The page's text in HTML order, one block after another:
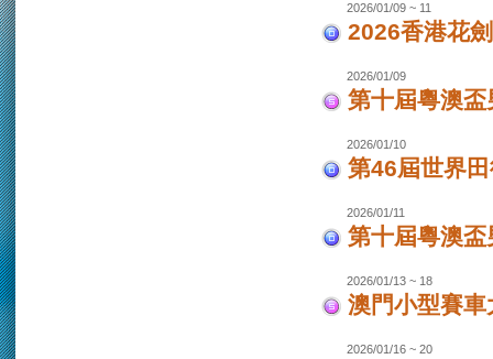
2026/01/09 ~ 11
2026香港花
2026/01/09
第十屆粵澳
2026/01/10
第46屆世界
2026/01/11
第十屆粵澳
2026/01/13 ~ 18
澳門小型賽
2026/01/16 ~ 20